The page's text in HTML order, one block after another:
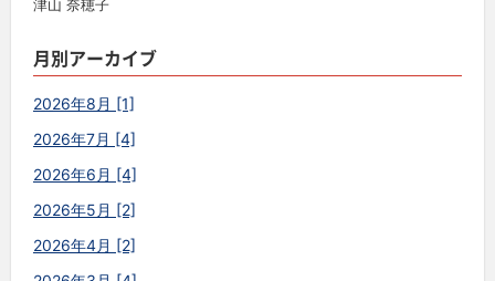
津山 奈穂子
月別アーカイブ
2026年8月 [1]
2026年7月 [4]
2026年6月 [4]
2026年5月 [2]
2026年4月 [2]